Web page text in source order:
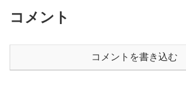
コメント
コメントを書き込む